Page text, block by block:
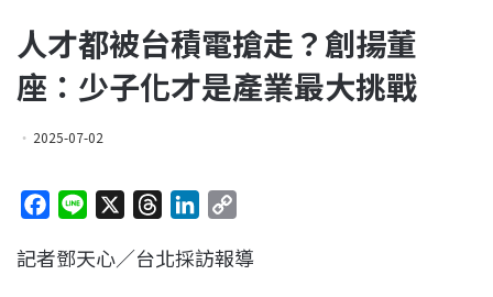
人才都被台積電搶走？創揚董
座：少子化才是產業最大挑戰
2025-07-02
c
n
r
n
p
記者鄧天心／台北採訪報導